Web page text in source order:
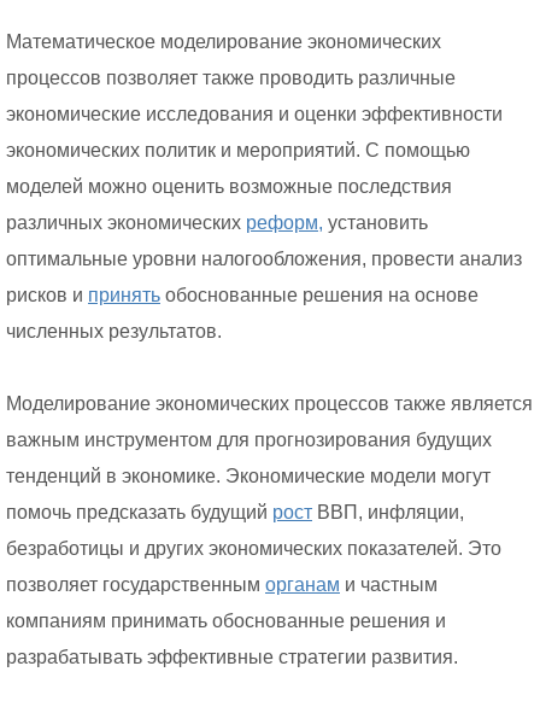
Математическое моделирование экономических
процессов позволяет также проводить различные
экономические исследования и оценки эффективности
экономических политик и мероприятий. С помощью
моделей можно оценить возможные последствия
различных экономических реформ, установить
оптимальные уровни налогообложения, провести анализ
рисков и принять обоснованные решения на основе
численных результатов.
Моделирование экономических процессов также является
важным инструментом для прогнозирования будущих
тенденций в экономике. Экономические модели могут
помочь предсказать будущий рост ВВП, инфляции,
безработицы и других экономических показателей. Это
позволяет государственным органам и частным
компаниям принимать обоснованные решения и
разрабатывать эффективные стратегии развития.